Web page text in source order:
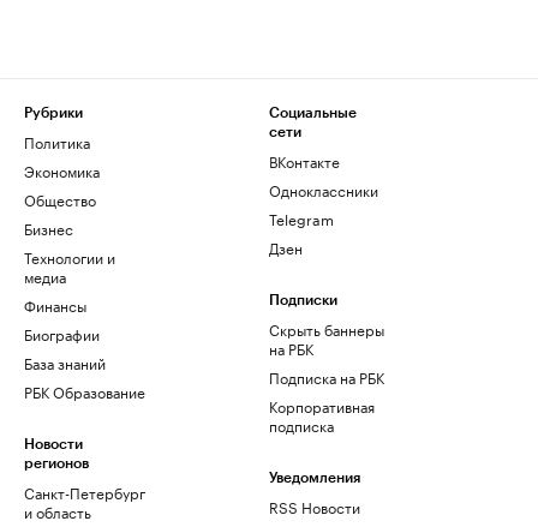
Рубрики
Политика
Экономика
Общество
Бизнес
Технологии и
медиа
Финансы
Биографии
База знаний
РБК Образование
Новости
регионов
Санкт-Петербург
и область
Социальные
сети
ВКонтакте
Одноклассники
Telegram
Дзен
Подписки
Скрыть баннеры
на РБК
Подписка на РБК
Корпоративная
подписка
Уведомления
RSS Новости